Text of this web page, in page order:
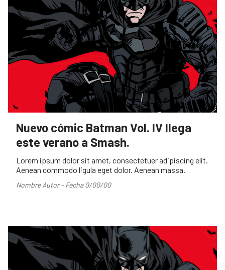
Nuevo cómic Batman Vol. IV llega
este verano a Smash.
Lorem ipsum dolor sit amet, consectetuer adipiscing elit.
Aenean commodo ligula eget dolor. Aenean massa.
Nombre Autor - Fecha 0/00/00